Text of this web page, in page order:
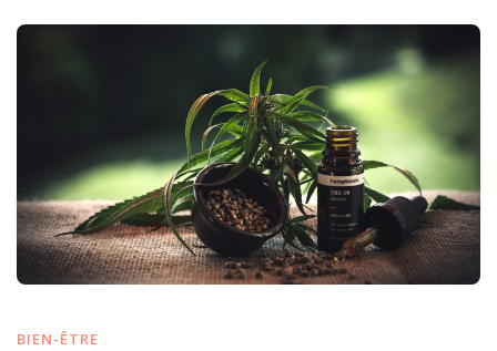
BIEN-ÊTRE